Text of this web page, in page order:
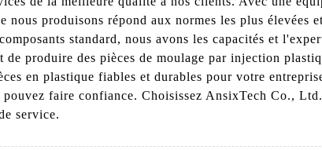
nous produisons répond aux normes les plus élevées
standard, nous avons les capacités et
de produire des pièces de moulage par injection
en plastique fiables et durables pour votre
faire confiance. Choisissez AnsixTech Co.,
service.